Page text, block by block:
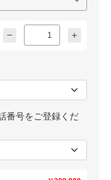
番号をご登録くだ